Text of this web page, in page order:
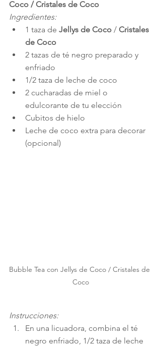
Coco / Cristales de Coco
Ingredientes:
1 taza de Jellys de Coco / Cristales
de Coco
2 tazas de té negro preparado y
enfriado
1/2 taza de leche de coco
2 cucharadas de miel o
edulcorante de tu elección
Cubitos de hielo
Leche de coco extra para decorar
(opcional)
Bubble Tea con Jellys de Coco / Cristales de
Coco
Instrucciones:
En una licuadora, combina el té
negro enfriado, 1/2 taza de leche